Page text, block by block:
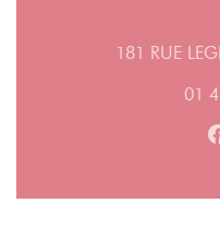
181 RUE
01